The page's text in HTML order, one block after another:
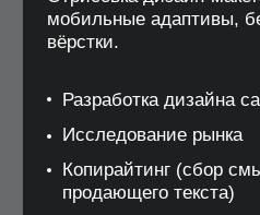
предложим решения для
увеличения продаж
аудит бизнеса
Ваше имя